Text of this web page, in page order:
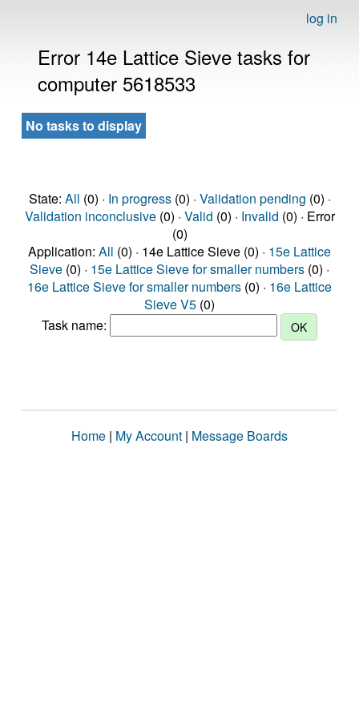
log in
Error 14e Lattice Sieve tasks for
computer 5618533
No tasks to display
State: All (0) · In progress(0) · Validation pending (0) ·
Validation inconclusive(0) · Valid (0) · Invalid (0) · Error
(0)
Application: All (0) · 14e Lattice Sieve (0) · 15e Lattice
Sieve (0) · 15e Lattice Sieve for smaller numbers (0) ·
16e Lattice Sieve for smaller numbers (0) · 16e Lattice
Sieve V5 (0)
Task name:
Home | My Account | Message Boards